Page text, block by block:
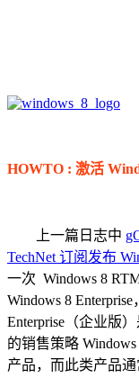
HOWTO : 激活
上一篇日志中
TechNet 订阅发布
一次 Windows 8
Windows 8
Enterprise（企业版
的销售策略
产品，而此类产品